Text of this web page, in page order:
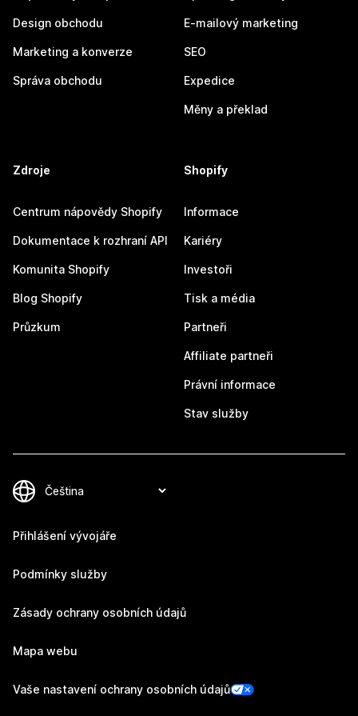
Design obchodu
Marketing a konverze
Správa obchodu
E-mailový marketing
SEO
Expedice
Měny a překlad
Zdroje
Centrum nápovědy Shopify
Dokumentace k rozhraní API
Komunita Shopify
Blog Shopify
Průzkum
Shopify
Informace
Kariéry
Investoři
Tisk a média
Partneři
Affiliate partneři
Právní informace
Stav služby
Přihlášení vývojáře
Podmínky služby
Zásady ochrany osobních údajů
Mapa webu
Vaše nastavení ochrany osobních údajů